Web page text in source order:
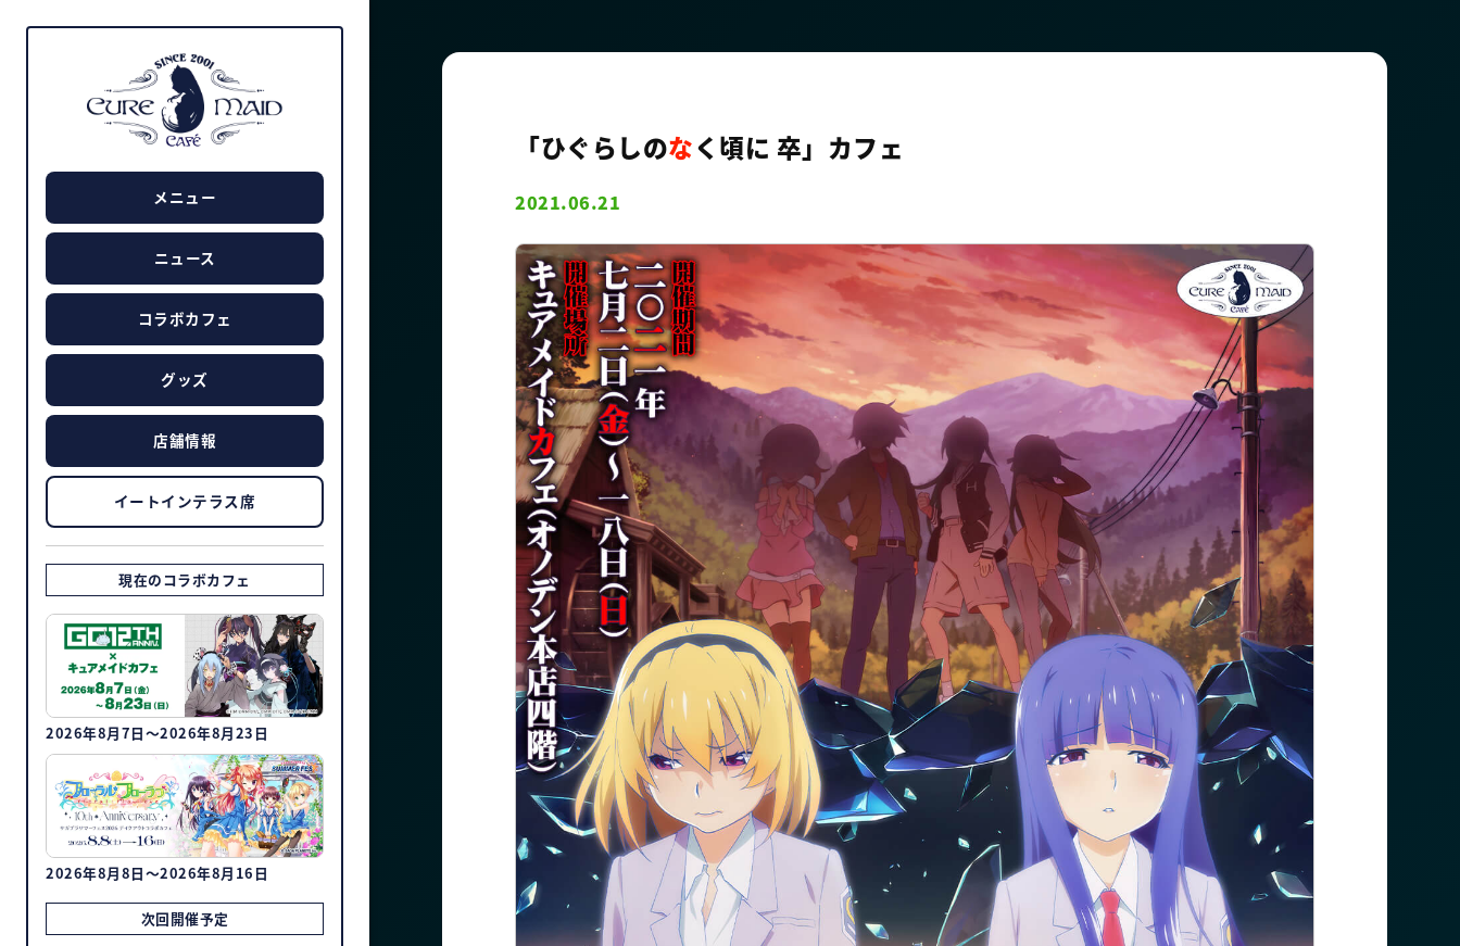
メニュー
ニュース
コラボカフェ
グッズ
店舗情報
イートインテラス席
現在のコラボカフェ
2026年8月7日～2026年8月23日
2026年8月8日～2026年8月16日
次回開催予定
「ひぐらしのなく頃に 卒」カフェ
2021.06.21